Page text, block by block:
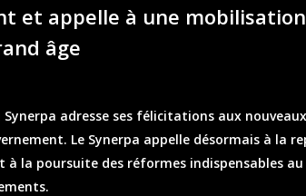
et appelle à une
âge
adresse ses félicitations aux
Le Synerpa appelle désormais à la
à la poursuite des réformes indispensables